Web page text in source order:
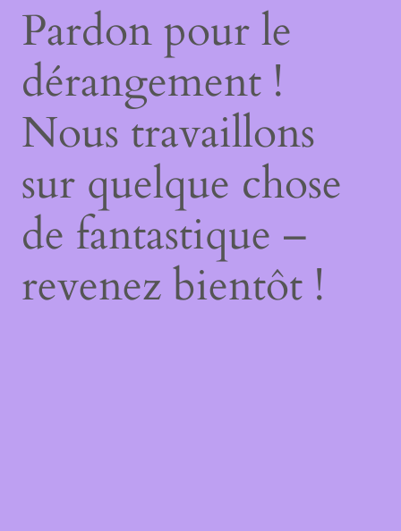
Pardon pour le
dérangement !
Nous travaillons
sur quelque chose
de fantastique –
revenez bientôt !